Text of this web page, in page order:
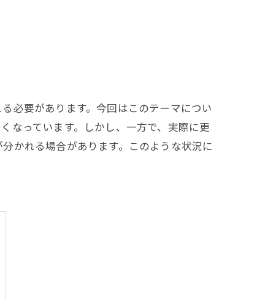
必要があります。今回はこのテーマについ
なっています。しかし、一方で、実際に更
かれる場合があります。このような状況に